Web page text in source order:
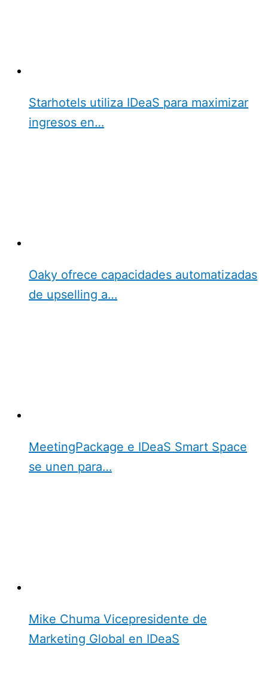
Starhotels utiliza IDeaS para maximizar
ingresos en…
Oaky ofrece capacidades automatizadas
de upselling a…
MeetingPackage e IDeaS Smart Space
se unen para…
Mike Chuma Vicepresidente de
Marketing Global en IDeaS